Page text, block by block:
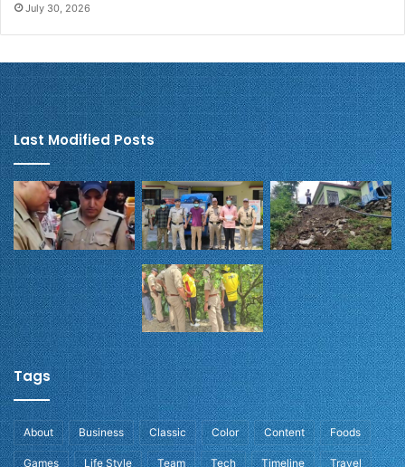
July 30, 2026
Last Modified Posts
Tags
About Business Classic Color Content Foods
Games Life Style Team Tech Timeline Travel